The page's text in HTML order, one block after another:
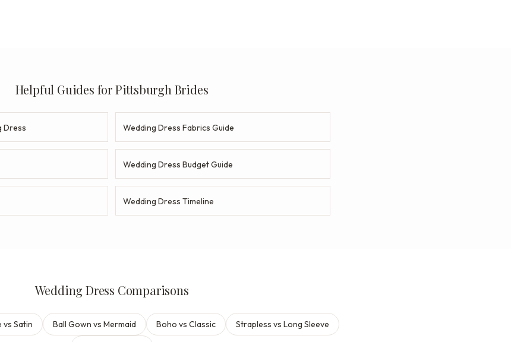
Helpful Guides for Pittsburgh Brides
Dress Wedding Dress Fabrics Guide
Wedding Dress Budget Guide
Wedding Dress Timeline
Wedding Dress Comparisons
vs Satin Ball Gown vs Mermaid Boho vs Classic Strapless vs Long Sleeve